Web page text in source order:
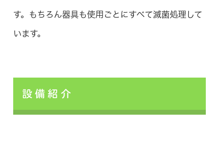
す。もちろん器具も使用ごとにすべて滅菌処理して
います。
設備紹介